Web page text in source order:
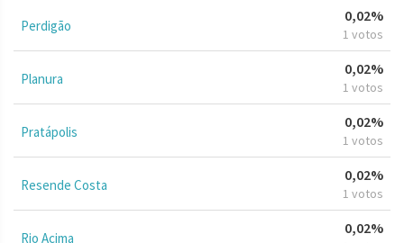
Perdigão
0,02%
1 votos
Planura
0,02%
1 votos
Pratápolis
0,02%
1 votos
Resende Costa
0,02%
1 votos
Rio Acima
0,02%